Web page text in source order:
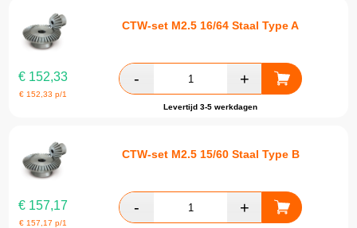
CTW-set M2.5 16/64 Staal Type A
€ 152,33
€ 152,33 p/1
Levertijd 3-5 werkdagen
CTW-set M2.5 15/60 Staal Type B
€ 157,17
€ 157,17 p/1